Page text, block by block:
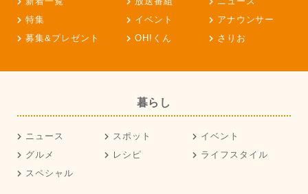
特集
イベント
アナウンサー
募集&プレゼント
OH!くん さりお
暮らし
ニュース スポット
イベント
グルメ
レシピ
ライフスタイル
スペシャル